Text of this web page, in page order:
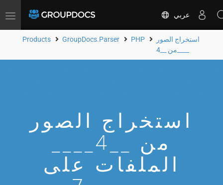
Toggle
عربي
Products GroupDocs.Parser PHP
استخراج الصور
استخراج الصور
الملفات على